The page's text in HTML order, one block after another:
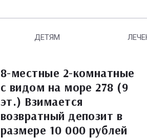
ДЕТЯМ
8-местные 2-комнатные
с видом на море 278 (9
эт.) Взимается
возвратный депозит в
размере 10 000 рублей